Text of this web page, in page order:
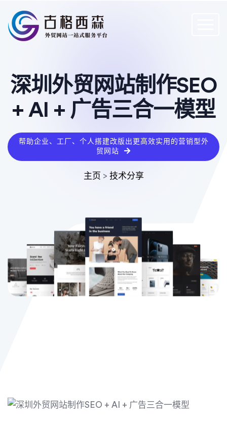
深圳外贸网站制作SEO
+ AI + 广告三合一模型
帮助企业、工厂、个人搭建改版出更高效实用的营销型外
贸网站
主页 > 技术分享